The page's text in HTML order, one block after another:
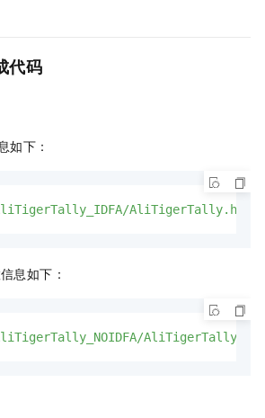
代码
如下：
AliTigerTally.h>
息如下：
AliTigerTally.h>